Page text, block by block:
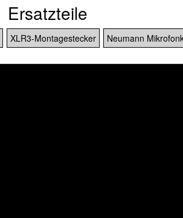
Ersatzteile
XLR3-Montagestecker Neumann